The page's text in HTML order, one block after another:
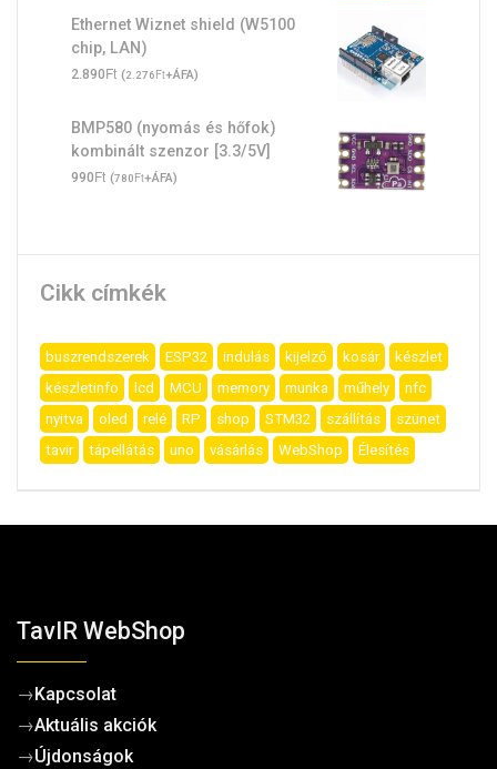
Ethernet Wiznet shield (W5100
chip, LAN)
2.890Ft (2.276Ft+ÁFA)
BMP580 (nyomás és hőfok)
kombinált szenzor [3.3/5V]
990Ft (780Ft+ÁFA)
Cikk címkék
buszrendszerek ESP32 indulás kijelző kosár
készlet
készletinfo
lcd MCU memory munka műhely
nfc
nyitva
oled relé RP shop STM32 szállítás
szünet
tavir
tápellátás uno vásárlás WebShop Élesítés
TavIR WebShop
→Kapcsolat
→Aktuális akciók
→Újdonságok